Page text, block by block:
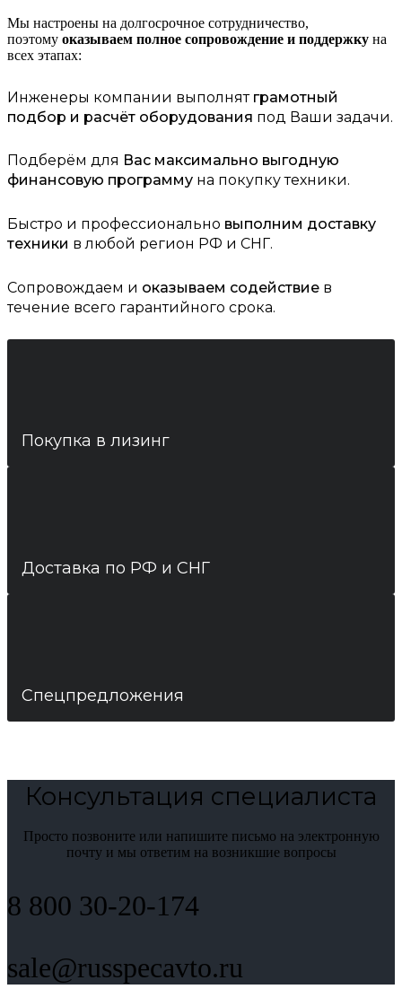
Мы настроены на долгосрочное сотрудничество,
поэтому оказываем полное сопровождение и поддержку на
всех этапах:
Инженеры компании выполнят грамотный
подбор и расчёт оборудования под Ваши задачи.
Подберём для Вас максимально выгодную
финансовую программу на покупку техники.
Быстро и профессионально выполним доставку
техники в любой регион РФ и СНГ.
Сопровождаем и оказываем содействие в
течение всего гарантийного срока.
Покупка в лизинг
Доставка по РФ и СНГ
Спецпредложения
Консультация специалиста
Просто позвоните или напишите письмо на электронную
почту и мы ответим на возникшие вопросы
8 800 30-20-174
sale@russpecavto.ru